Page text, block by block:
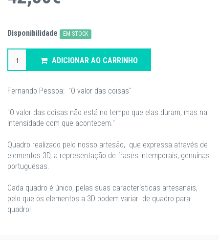
Disponibilidade EM STOCK
ADICIONAR AO CARRINHO
Fernando Pessoa: "O valor das coisas"
"O valor das coisas não está no tempo que elas duram, mas na
intensidade com que acontecem."
Quadro realizado pelo nosso artesão, que expressa através de
elementos 3D, a representação de frases intemporais, genuínas
portuguesas.
Cada quadro é único, pelas suas características artesanais,
pelo que os elementos a 3D podem variar de quadro para
quadro!